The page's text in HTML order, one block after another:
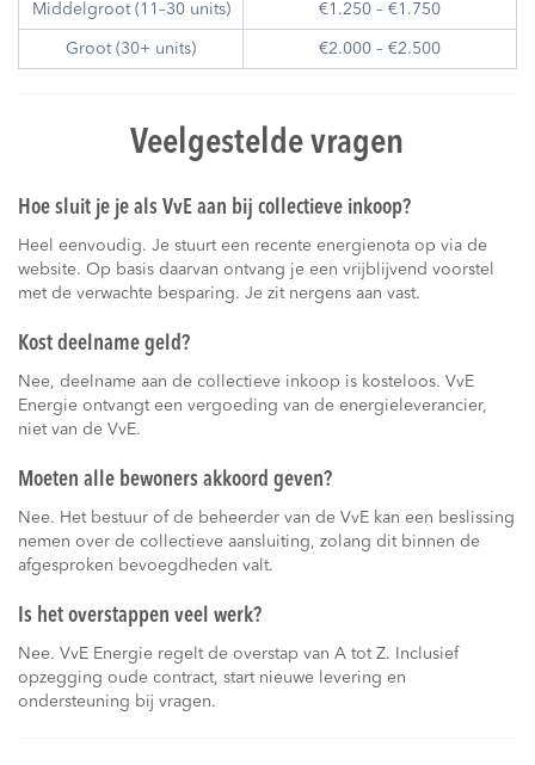
Middelgroot (11–30 units) €1.250 – €1.750
Groot (30+ units) €2.000 – €2.500
Veelgestelde vragen
Hoe sluit je je als VvE aan bij collectieve inkoop?
Heel eenvoudig. Je stuurt een recente energienota op via de
website. Op basis daarvan ontvang je een vrijblijvend voorstel
met de verwachte besparing. Je zit nergens aan vast.
Kost deelname geld?
Nee, deelname aan de collectieve inkoop is kosteloos. VvE
Energie ontvangt een vergoeding van de energieleverancier,
niet van de VvE.
Moeten alle bewoners akkoord geven?
Nee. Het bestuur of de beheerder van de VvE kan een beslissing
nemen over de collectieve aansluiting, zolang dit binnen de
afgesproken bevoegdheden valt.
Is het overstappen veel werk?
Nee. VvE Energie regelt de overstap van A tot Z. Inclusief
opzegging oude contract, start nieuwe levering en
ondersteuning bij vragen.